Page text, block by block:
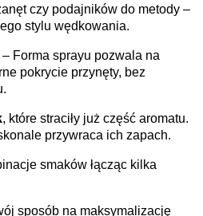
czy podajników do metody –
stylu wędkowania.
– Forma sprayu pozwala na
pokrycie przynęty, bez
, które straciły już część aromatu.
przywraca ich zapach.
smaków łącząc kilka
sposób na maksymalizację